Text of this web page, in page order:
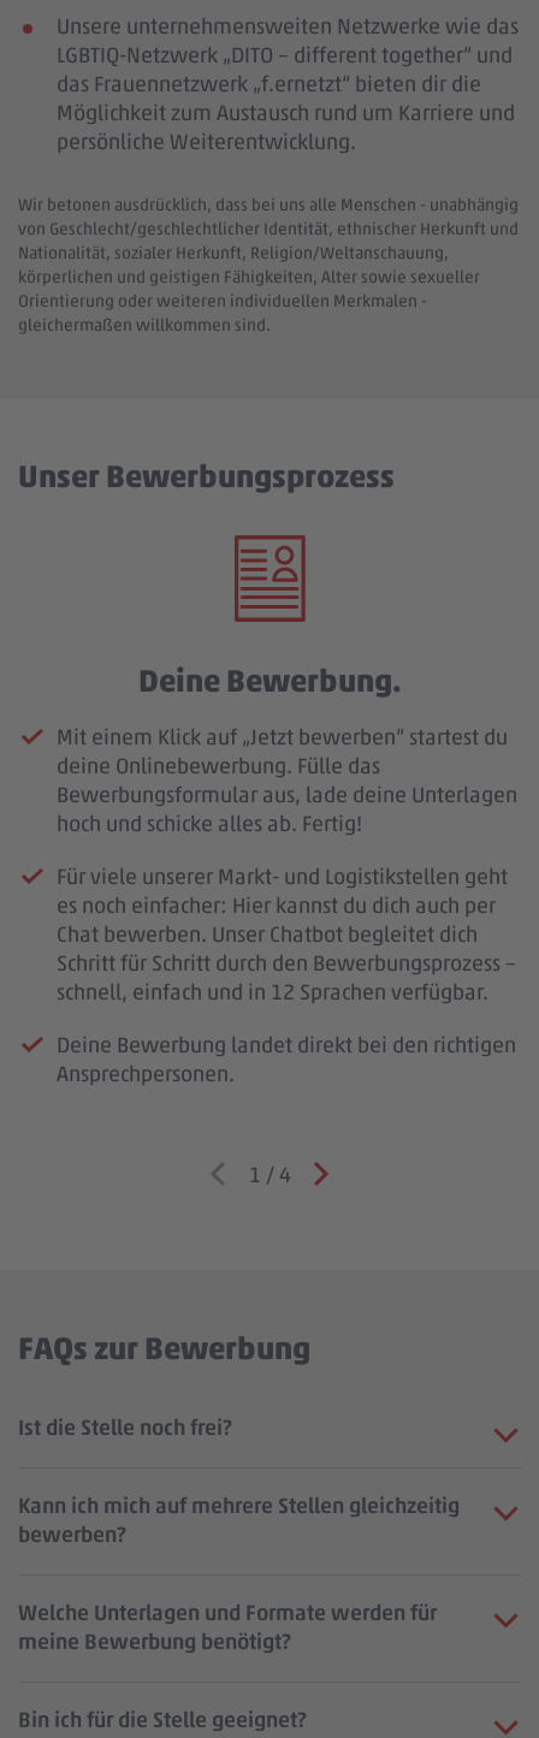
Unsere unternehmensweiten Netzwerke wie das
LGBTIQ-Netzwerk „DITO – different together“ und
das Frauennetzwerk „f.ernetzt“ bieten dir die
Möglichkeit zum Austausch rund um Karriere und
persönliche Weiterentwicklung.
Wir betonen ausdrücklich, dass bei uns alle Menschen - unabhängig
von Geschlecht/geschlechtlicher Identität, ethnischer Herkunft und
Nationalität, sozialer Herkunft, Religion/Weltanschauung,
körperlichen und geistigen Fähigkeiten, Alter sowie sexueller
Orientierung oder weiteren individuellen Merkmalen -
gleichermaßen willkommen sind.
Unser Bewerbungsprozess
Deine Bewerbung.
Mit einem Klick auf „Jetzt bewerben“ startest du
deine Onlinebewerbung. Fülle das
Bewerbungsformular aus, lade deine Unterlagen
hoch und schicke alles ab. Fertig!
Für viele unserer Markt- und Logistikstellen geht
es noch einfacher: Hier kannst du dich auch per
Chat bewerben. Unser Chatbot begleitet dich
Schritt für Schritt durch den Bewerbungsprozess –
schnell, einfach und in 12 Sprachen verfügbar.
Deine Bewerbung landet direkt bei den richtigen
Ansprechpersonen.
1 / 4
FAQs zur Bewerbung
Ist die Stelle noch frei?
Kann ich mich auf mehrere Stellen gleichzeitig
bewerben?
Welche Unterlagen und Formate werden für
meine Bewerbung benötigt?
Bin ich für die Stelle geeignet?